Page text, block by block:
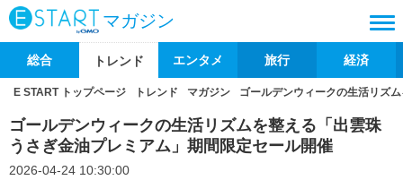
マガジン
総合 トレンド エンタメ 旅行 経済
E START トップページ トレンド マガジン ゴールデンウィークの生活リズ
ゴールデンウィークの生活リズムを整える「出雲珠
うさぎ金油プレミアム」期間限定セール開催
2026-04-24 10:30:00